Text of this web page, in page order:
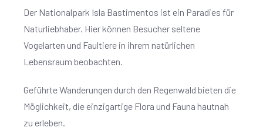
Der Nationalpark Isla Bastimentos ist ein Paradies für
Naturliebhaber. Hier können Besucher seltene
Vogelarten und Faultiere in ihrem natürlichen
Lebensraum beobachten.
Geführte Wanderungen durch den Regenwald bieten die
Möglichkeit, die einzigartige Flora und Fauna hautnah
zu erleben.